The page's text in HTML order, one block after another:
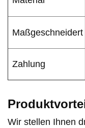
Maßgeschneidert
Zahlung
Wir stellen Ihnen